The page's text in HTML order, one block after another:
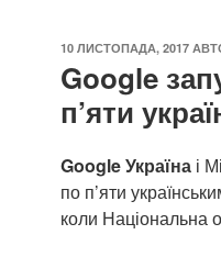
ОПУБЛІКОВАНО
10 ЛИСТОПАДА, 2017
Google
п’яти
Google Україна і
по п’яти
коли Національна